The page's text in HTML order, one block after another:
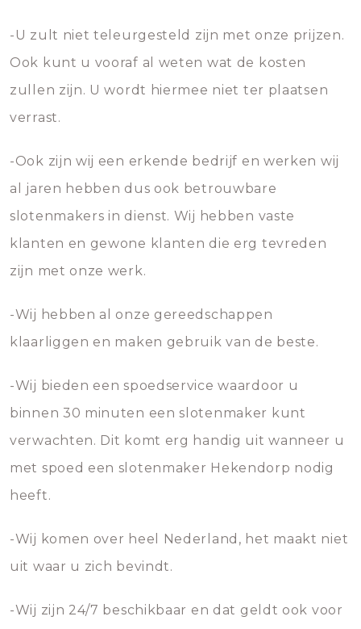
-U zult niet teleurgesteld zijn met onze prijzen.
Ook kunt u vooraf al weten wat de kosten
zullen zijn. U wordt hiermee niet ter plaatsen
verrast.
-Ook zijn wij een erkende bedrijf en werken wij
al jaren hebben dus ook betrouwbare
slotenmakers in dienst. Wij hebben vaste
klanten en gewone klanten die erg tevreden
zijn met onze werk.
-Wij hebben al onze gereedschappen
klaarliggen en maken gebruik van de beste.
-Wij bieden een spoedservice waardoor u
binnen 30 minuten een slotenmaker kunt
verwachten. Dit komt erg handig uit wanneer u
met spoed een slotenmaker Hekendorp nodig
heeft.
-Wij komen over heel Nederland, het maakt niet
uit waar u zich bevindt.
-Wij zijn 24/7 beschikbaar en dat geldt ook voor